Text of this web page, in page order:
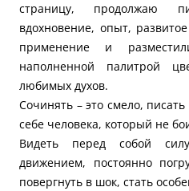
страницу, продолжаю
вдохновение, опыт,
применение и
наполненной палитрой
любимых духов.
Сочинять – это смело,
себе человека, который не
Видеть перед собой
движением, постоянно
повергнуть в шок, стать